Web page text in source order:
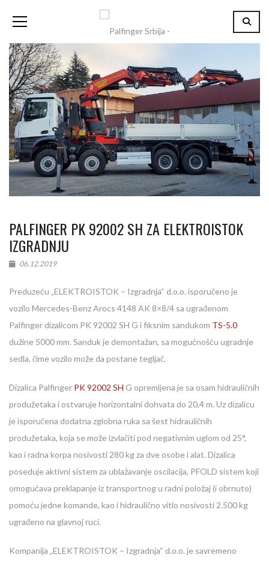
PALFINGER PK 92002 SH ZA ELEKTROISTOK
IZGRADNJU
06.12.2019
Preduzeću „ELEKTROISTOK – Izgradnja“ d.o.o. isporučeno je
vozilo Mercedes-Benz Arocs 4148 AK 8×8/4 sa ugrađenom
Palfinger dizalicom PK 92002 SH G i fiksnim sandukom TS-5.0
dužine 5000 mm. Sanduk je demontažan, sa mogućnošću ugradnje
sedla, čime vozilo može da postane tegljač.
Dizalica Palfinger PK 92002 SH G opremljena je sa osam hidrauličnih
produžetaka i ostvaruje horizontalni dohvata do 20,4 m. Uz dizalicu
je isporučena dodatna zglobna ruka sa šest hidrauličnih
produžetaka, koja se može izvlačiti pod negativnim uglom od 25°,
kao i radna korpa nosivosti 280 kg za dve osobe i alat. Dizalica
poseduje aktivni sistem za ublažavanje oscilacija, PFOLD sistem koji
omogućava preklapanje iz transportnog u radni položaj (i obrnuto)
pomoću jedne komande, kao i hidraulično vitlo nosivosti 2.500 kg
ugrađeno na glavnoj ruci.
Kompanija „ELEKTROISTOK – Izgradnja“ d.o.o. je savremeno